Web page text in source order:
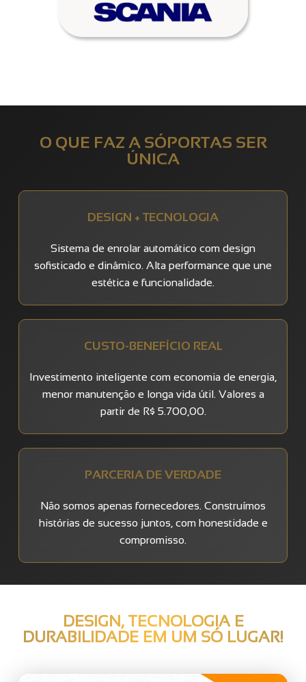
O QUE FAZ A SÓPORTAS SER
ÚNICA
DESIGN + TECNOLOGIA
Sistema de enrolar automático com design
sofisticado e dinâmico. Alta performance que une
estética e funcionalidade.
CUSTO-BENEFÍCIO REAL
Investimento inteligente com economia de energia,
menor manutenção e longa vida útil. Valores a
partir de R$ 5.700,00.
PARCERIA DE VERDADE
Não somos apenas fornecedores. Construímos
histórias de sucesso juntos, com honestidade e
compromisso.
DESIGN, TECNOLOGIA E
DURABILIDADE EM UM SÓ LUGAR!